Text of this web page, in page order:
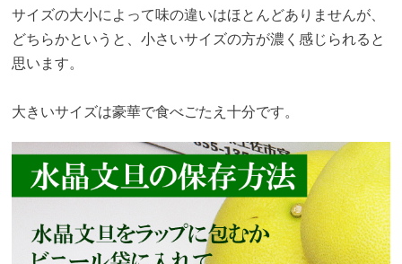
サイズの大小によって味の違いはほとんどありませんが、
どちらかというと、小さいサイズの方が濃く感じられると
思います。
大きいサイズは豪華で食べごたえ十分です。